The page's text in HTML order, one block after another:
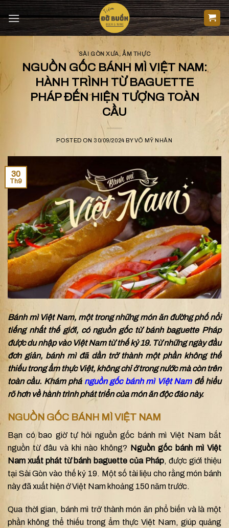
Skip
to
content
SÀI GÒN XƯA,ẨM THỰC
NGUỒN GỐC BÁNH MÌ VIỆT NAM:
HÀNH TRÌNH TỪ BAGUETTE
PHÁP ĐẾN HIỆN TƯỢNG TOÀN
CẦU
POSTED ON 30/09/2024 BYVÕ MỸ NHÂN
30
Th9
Bánh mì Việt Nam, một trong những món ăn đường phố nổi
tiếng nhất thế giới, có nguồn gốc từ bánh baguette Pháp
được du nhập vào Việt Nam từ thế kỷ 19. Từ những ngày đầu
đơn giản, bánh mì đã dần trở thành một phần không thể
thiếu trong ẩm thực Việt, không chỉ ở trong nước mà còn trên
toàn cầu. Khám phá nguồn gốc bánh mì Việt Nam để hiểu
rõ hơn về hành trình phát triển của món ăn độc đáo này.
NGUỒN GỐC BÁNH MÌ VIỆT NAM
Bạn có bao giờ tự hỏi nguồn gốc bánh mì Việt Nam bắt
nguồn từ đâu và khi nào không? Nguồn gốc bánh mì Việt
Nam xuất phát từ bánh baguette của Pháp, được giới thiệu
tại Sài Gòn vào thế kỷ 19. Một số tài liệu cho rằng món bánh
này đã xuất hiện ở Việt Nam khoảng 150 năm trước.
Qua thời gian, bánh mì trở thành món ăn phổ biến và là một
phần không thể thiếu trong ẩm thực Việt Nam, giúp quảng